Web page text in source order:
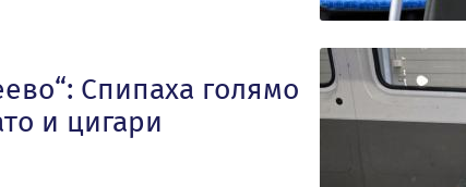
Спипаха голямо
и цигари